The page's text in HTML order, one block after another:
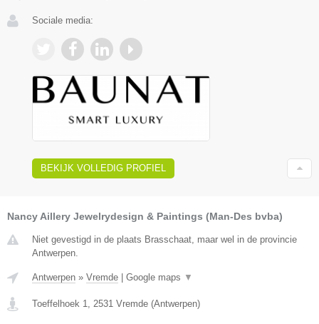
Sociale media:
BEKIJK VOLLEDIG PROFIEL
Nancy Aillery Jewelrydesign & Paintings (Man-Des bvba)
Niet gevestigd in de plaats Brasschaat, maar wel in de provincie
Antwerpen.
Antwerpen » Vremde Google maps ▼
Toeffelhoek 1, 2531 Vremde (Antwerpen)